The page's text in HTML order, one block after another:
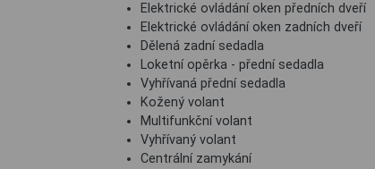
Elektrické ovládání oken předních dveří
Elektrické ovládání oken zadních dveří
Dělená zadní sedadla
Loketní opěrka - přední sedadla
Vyhřívaná přední sedadla
Kožený volant
Multifunkční volant
Vyhřívaný volant
Centrální zamykání